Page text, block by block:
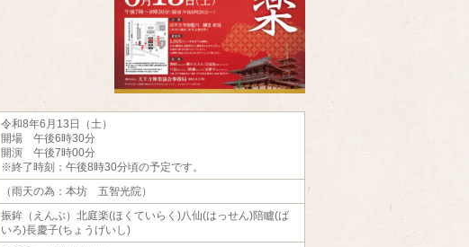
令和8年6月13日（土）
開場 午後6時30分
開演 午後7時00分
※終了時刻：午後8時30分頃の予定です。
（雨天の為：本坊 五智光院）
振鉾（えんぶ）北庭楽(ほくていらく)八仙(はっせん)陪矑(ば
いろ)長慶子(ちょうげいし)